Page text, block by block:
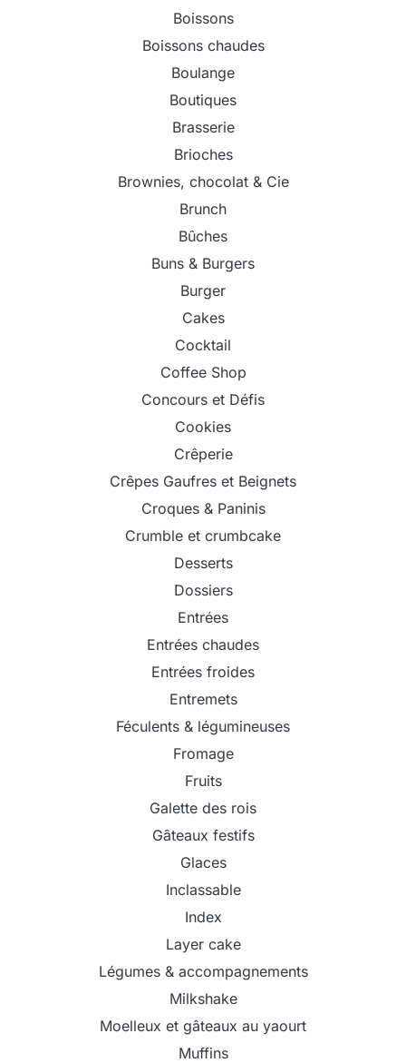
Boissons
Boissons chaudes
Boulange
Boutiques
Brasserie
Brioches
Brownies, chocolat & Cie
Brunch
Bûches
Buns & Burgers
Burger
Cakes
Cocktail
Coffee Shop
Concours et Défis
Cookies
Crêperie
Crêpes Gaufres et Beignets
Croques & Paninis
Crumble et crumbcake
Desserts
Dossiers
Entrées
Entrées chaudes
Entrées froides
Entremets
Féculents & légumineuses
Fromage
Fruits
Galette des rois
Gâteaux festifs
Glaces
Inclassable
Index
Layer cake
Légumes & accompagnements
Milkshake
Moelleux et gâteaux au yaourt
Muffins